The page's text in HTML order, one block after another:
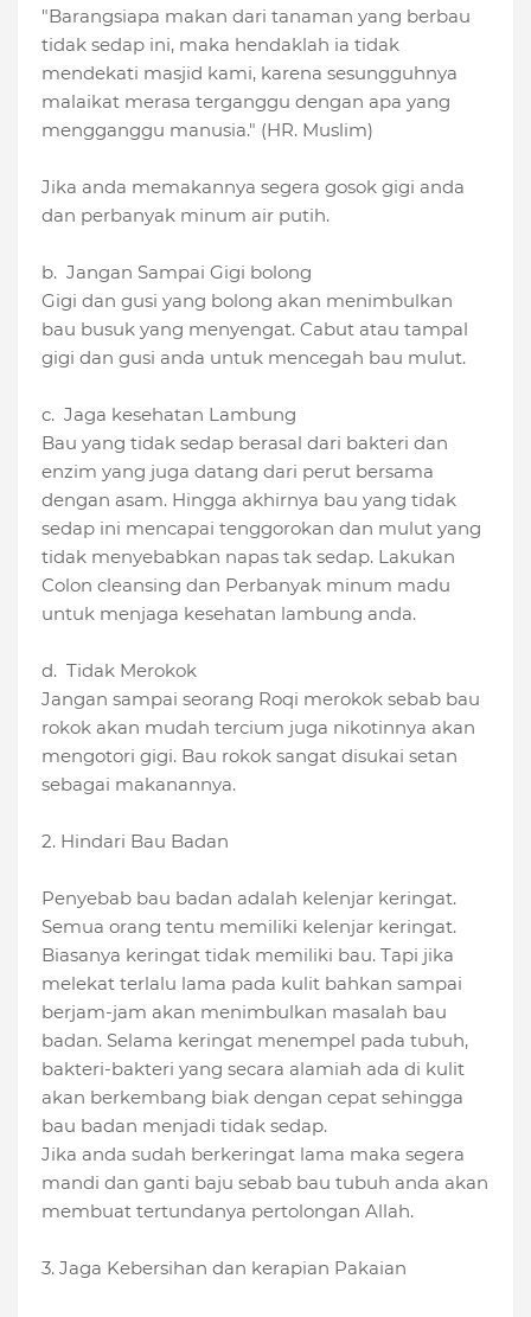
"Barangsiapa makan dari tanaman yang berbau
tidak sedap ini, maka hendaklah ia tidak
mendekati masjid kami, karena sesungguhnya
malaikat merasa terganggu dengan apa yang
mengganggu manusia." (HR. Muslim)
Jika anda memakannya segera gosok gigi anda
dan perbanyak minum air putih.
b. Jangan Sampai Gigi bolong
Gigi dan gusi yang bolong akan menimbulkan
bau busuk yang menyengat. Cabut atau tampal
gigi dan gusi anda untuk mencegah bau mulut.
c. Jaga kesehatan Lambung
Bau yang tidak sedap berasal dari bakteri dan
enzim yang juga datang dari perut bersama
dengan asam. Hingga akhirnya bau yang tidak
sedap ini mencapai tenggorokan dan mulut yang
tidak menyebabkan napas tak sedap. Lakukan
Colon cleansing dan Perbanyak minum madu
untuk menjaga kesehatan lambung anda.
d. Tidak Merokok
Jangan sampai seorang Roqi merokok sebab bau
rokok akan mudah tercium juga nikotinnya akan
mengotori gigi. Bau rokok sangat disukai setan
sebagai makanannya.
2. Hindari Bau Badan
Penyebab bau badan adalah kelenjar keringat.
Semua orang tentu memiliki kelenjar keringat.
Biasanya keringat tidak memiliki bau. Tapi jika
melekat terlalu lama pada kulit bahkan sampai
berjam-jam akan menimbulkan masalah bau
badan. Selama keringat menempel pada tubuh,
bakteri-bakteri yang secara alamiah ada di kulit
akan berkembang biak dengan cepat sehingga
bau badan menjadi tidak sedap.
Jika anda sudah berkeringat lama maka segera
mandi dan ganti baju sebab bau tubuh anda akan
membuat tertundanya pertolongan Allah.
3. Jaga Kebersihan dan kerapian Pakaian